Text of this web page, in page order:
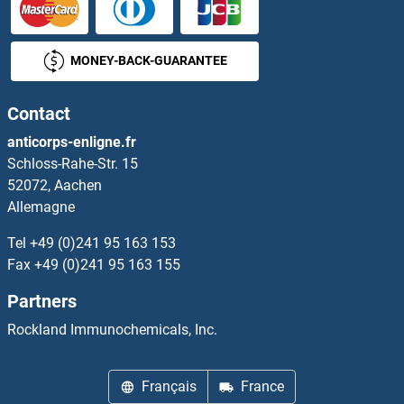
SETD1B Anticorps
SETD2 Anticorps
SETD3 Anticorps
SETD6 Anticorps
SETD7 Anticorps
SETDB2 Anticorps
SETMAR Anticorps
SEZ6L Anticorps
MONEY-BACK-GUARANTEE
Contact
anticorps-enligne.fr
Schloss-Rahe-Str. 15
52072, Aachen
Allemagne
Tel +49 (0)241 95 163 153
Fax +49 (0)241 95 163 155
Partners
Rockland Immunochemicals, Inc.
Français France